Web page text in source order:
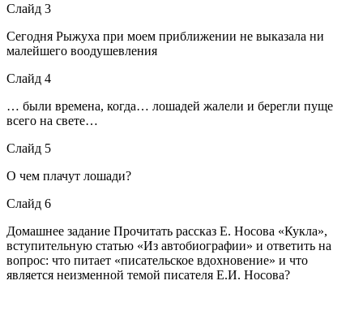
Слайд 3
Сегодня Рыжуха при моем приближении не выказала ни
малейшего воодушевления
Слайд 4
… были времена, когда… лошадей жалели и берегли пуще
всего на свете…
Слайд 5
О чем плачут лошади?
Слайд 6
Домашнее задание Прочитать рассказ Е. Носова «Кукла»,
вступительную статью «Из автобиографии» и ответить на
вопрос: что питает «писательское вдохновение» и что
является неизменной темой писателя Е.И. Носова?